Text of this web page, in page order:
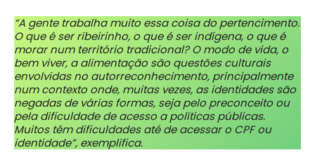
“A gente trabalha muito essa coisa do pertencimento.
O que é ser ribeirinho, o que é ser indígena, o que é
morar num território tradicional? O modo de vida, o
bem viver, a alimentação são questões culturais
envolvidas no autorreconhecimento, principalmente
num contexto onde, muitas vezes, as identidades são
negadas de várias formas, seja pelo preconceito ou
pela dificuldade de acesso a políticas públicas.
Muitos têm dificuldades até de acessar o CPF ou
identidade”, exemplifica.